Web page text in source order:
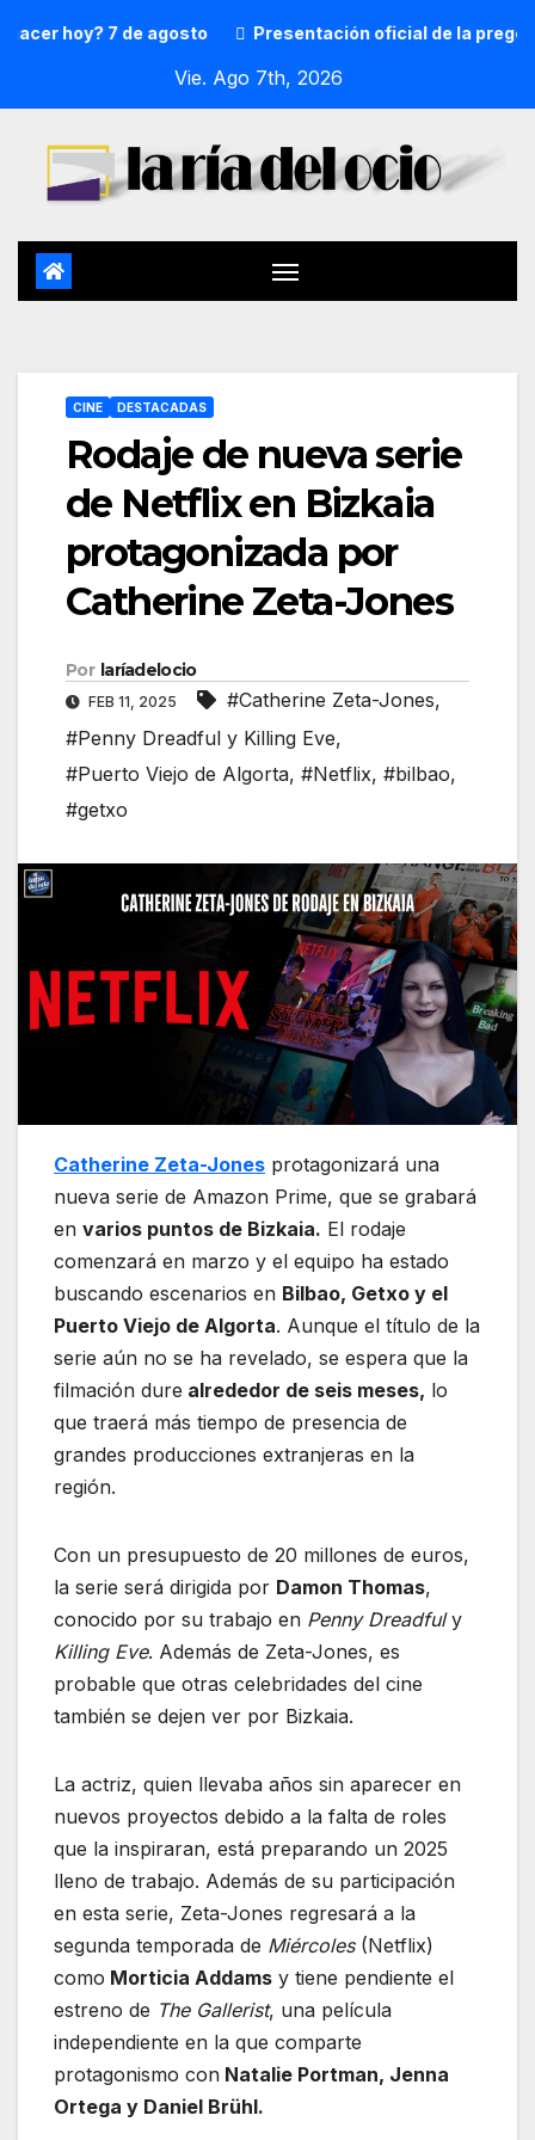
hoy? 7 de agosto Presentación oficial de la pregonera
Vie. Ago 7th, 2026
CINE DESTACADAS
Rodaje de nueva serie
de Netflix en Bizkaia
protagonizada por
Catherine Zeta-Jones
Por laríadelocio
FEB 11, 2025 #Catherine Zeta-Jones,
#Penny Dreadful y Killing Eve,
#Puerto Viejo de Algorta, #Netflix, #bilbao,
#getxo
Catherine Zeta-Jones protagonizará una
nueva serie de Amazon Prime, que se grabará
en varios puntos de Bizkaia. El rodaje
comenzará en marzo y el equipo ha estado
buscando escenarios en Bilbao, Getxo y el
Puerto Viejo de Algorta. Aunque el título de la
serie aún no se ha revelado, se espera que la
filmación dure alrededor de seis meses, lo
que traerá más tiempo de presencia de
grandes producciones extranjeras en la
región.
Con un presupuesto de 20 millones de euros,
la serie será dirigida por Damon Thomas,
conocido por su trabajo en Penny Dreadfuly
Killing Eve. Además de Zeta-Jones, es
probable que otras celebridades del cine
también se dejen ver por Bizkaia.
La actriz, quien llevaba años sin aparecer en
nuevos proyectos debido a la falta de roles
que la inspiraran, está preparando un 2025
lleno de trabajo. Además de su participación
en esta serie, Zeta-Jones regresará a la
segunda temporada de Miércoles(Netflix)
como Morticia Addams y tiene pendiente el
estreno de The Gallerist, una película
independiente en la que comparte
protagonismo con Natalie Portman, Jenna
Ortega y Daniel Brühl.